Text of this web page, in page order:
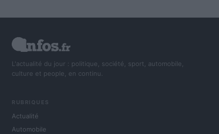
L'actualité du jour : politique, société, sport, automobile,
culture et people, en continu.
RUBRIQUES
Actualité
Automobile